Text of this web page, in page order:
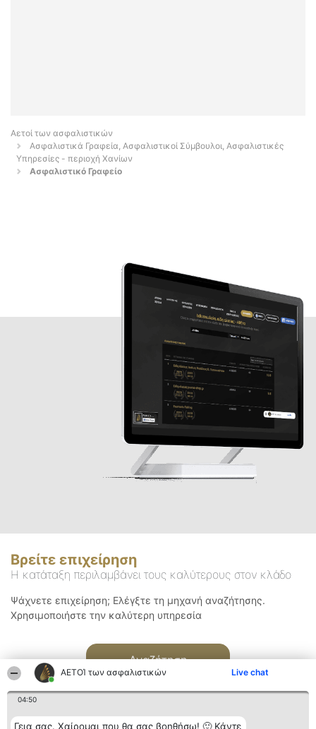
ΑΕΤΟΊ των ασφαλιστικών Live chat
04:50
Γεια σας. Χαίρομαι που θα σας βοηθήσω! 🙂 Κάντε
Αετοί των ασφαλιστικών
Ασφαλιστικά Γραφεία, Ασφαλιστικοί Σύμβουλοι, Ασφαλιστικές
Υπηρεσίες - περιοχή Χανίων
Ασφαλιστικό Γραφείο
Βρείτε επιχείρηση
Η κατάταξη περιλαμβάνει τους καλύτερους στον κλάδο
Ψάχνετε επιχείρηση; Ελέγξτε τη μηχανή αναζήτησης.
Χρησιμοποιήστε την καλύτερη υπηρεσία
Αναζήτηση